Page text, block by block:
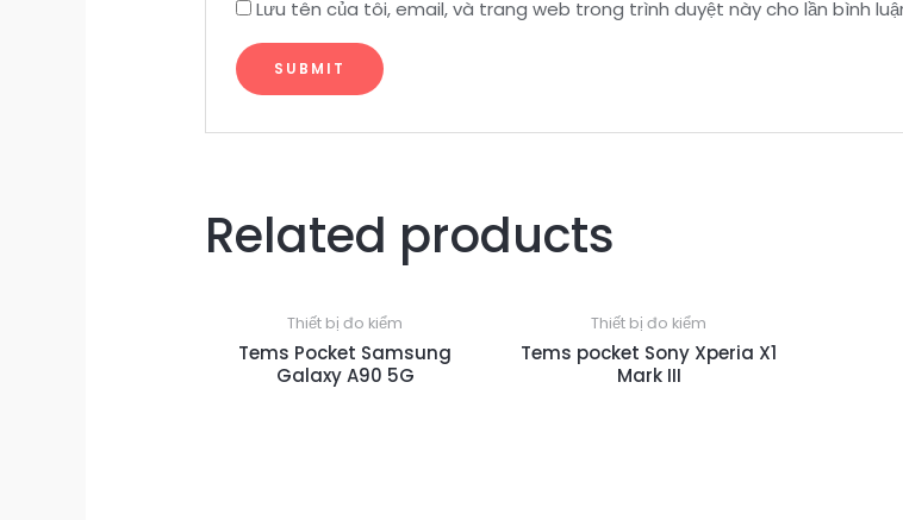
Lưu tên của tôi, email, và trang web trong trình duyệt này cho lần bình
Related products
Thiết bị đo kiểm
Tems Pocket Samsung
Galaxy A90 5G
Thiết bị đo kiểm
Tems pocket Sony Xperia X1
Mark III